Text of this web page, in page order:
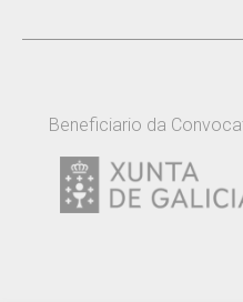
Beneficiario da